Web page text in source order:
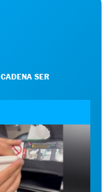
CADENA SER